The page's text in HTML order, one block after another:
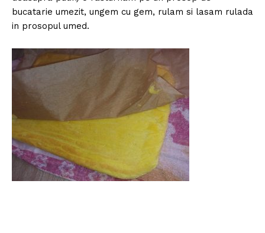
bucatarie umezit, ungem cu gem, rulam si lasam rulada
in prosopul umed.